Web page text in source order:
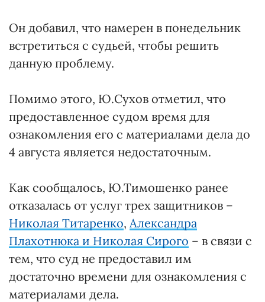
Он добавил, что намерен в понедельник
встретиться с судьей, чтобы решить
данную проблему.
Помимо этого, Ю.Сухов отметил, что
предоставленное судом время для
ознакомления его с материалами дела до
4 августа является недостаточным.
Как сообщалось, Ю.Тимошенко ранее
отказалась от услуг трех защитников –
Николая Титаренко, Александра
Плахотнюка и Николая Сирого – в связи с
тем, что суд не предоставил им
достаточно времени для ознакомления с
материалами дела.